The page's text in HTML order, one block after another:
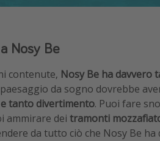
Nosy Be
contenute, Nosy Be ha davvero
da sogno dovrebbe
tanto divertimento. Puoi fare
ammirare dei tramonti
da tutto ciò che Nosy Be ha